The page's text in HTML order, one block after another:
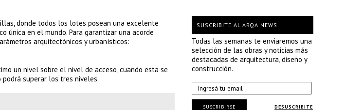
donde todos los lotes posean una excelente
única en el mundo. Para garantizar una acorde
arquitectónicos y urbanísticos:
un nivel sobre el nivel de acceso, cuando esta se
podrá superar los tres niveles.
SUSCRIBITE AL ARQA NEWS
Todas las semanas te enviaremos una
selección de las obras y noticias más
destacadas de arquitectura, diseño y
construcción.
DESUSCRIBITE
SUSCRIBIRSE